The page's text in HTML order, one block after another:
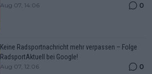
Aug 07, 14:06 0
Keine Radsportnachricht mehr verpassen – Folge
RadsportAktuell bei Google!
Aug 07, 12:06 0